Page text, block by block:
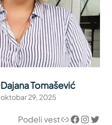
Dajana Tomašević
oktobar 29, 2025
Podeli vestLink Facebook InstagramTwitter